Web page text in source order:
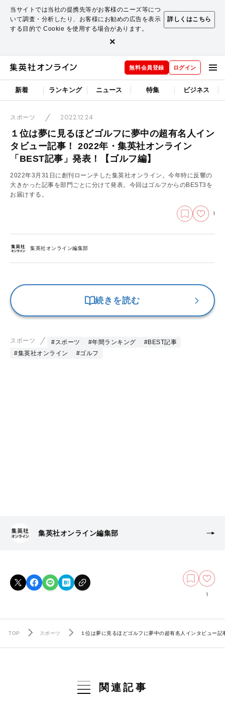
当サイトでは当社の提携先等がお客様のニーズ等につ
いて調査・分析したり、お客様にお勧めの広告を表示
する目的で Cookie を使用する場合があります。
詳しくはこちら
×
無料会員登録 ログイン
新着 ランキング ニュース 特集 ビジネス
スポーツ 2022.12.24
１位は夢に見るほどゴルフに夢中の超有名人イン
タビュー記事！ 2022年・集英社オンライン
「BEST記事」発表！【ゴルフ編】
2022年3月31日に創刊ローンチした集英社オンライン。今年特に反響の
大きかった記事を部門ごとに分けて発表。今回はゴルフからのBEST3を
お届けする。
1
集英社オンライン編集部
続きを読む
スポーツ #スポーツ #年間ランキング
#BEST記事
#集英社オンライン
#ゴルフ
集英社オンライン編集部
1
TOP スポーツ １位は夢に見るほどゴルフに夢中の超有名人インタビュー
関連記事